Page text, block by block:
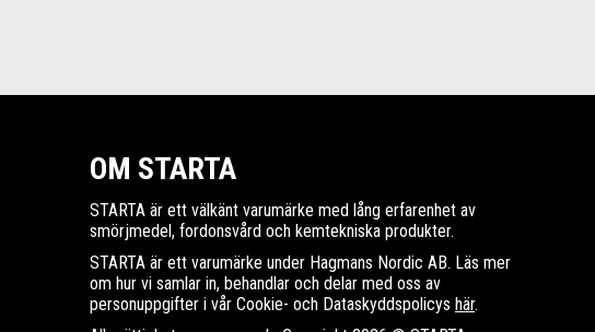
OM STARTA
STARTA är ett välkänt varumärke med lång erfarenhet av
smörjmedel, fordonsvård och kemtekniska produkter.
STARTA är ett varumärke under Hagmans Nordic AB. Läs mer
om hur vi samlar in, behandlar och delar med oss av
personuppgifter i vår Cookie- och Dataskyddspolicys här.